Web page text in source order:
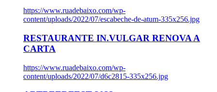
https://www.ruadebaixo.com/wp-
content/uploads/2022/07/escabeche-de-atum-335x256.jpg
RESTAURANTE IN.VULGAR RENOVA A
CARTA
https://www.ruadebaixo.com/wp-
content/uploads/2022/07/d6c2815-335x256.jpg